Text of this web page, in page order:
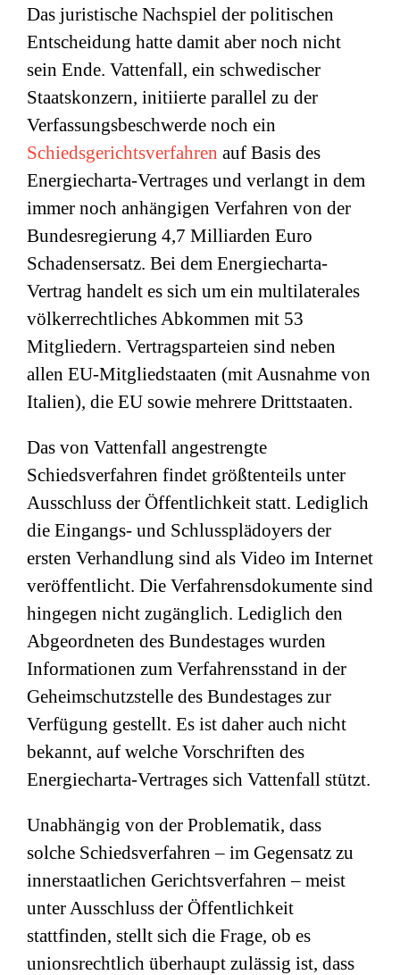
Das juristische Nachspiel der politischen
Entscheidung hatte damit aber noch nicht
sein Ende. Vattenfall, ein schwedischer
Staatskonzern, initiierte parallel zu der
Verfassungsbeschwerde noch ein
Schiedsgerichtsverfahren auf Basis des
Energiecharta-Vertrages und verlangt in dem
immer noch anhängigen Verfahren von der
Bundesregierung 4,7 Milliarden Euro
Schadensersatz. Bei dem Energiecharta-
Vertrag handelt es sich um ein multilaterales
völkerrechtliches Abkommen mit 53
Mitgliedern. Vertragsparteien sind neben
allen EU-Mitgliedstaaten (mit Ausnahme von
Italien), die EU sowie mehrere Drittstaaten.
Das von Vattenfall angestrengte
Schiedsverfahren findet größtenteils unter
Ausschluss der Öffentlichkeit statt. Lediglich
die Eingangs- und Schlussplädoyers der
ersten Verhandlung sind als Video im Internet
veröffentlicht. Die Verfahrensdokumente sind
hingegen nicht zugänglich. Lediglich den
Abgeordneten des Bundestages wurden
Informationen zum Verfahrensstand in der
Geheimschutzstelle des Bundestages zur
Verfügung gestellt. Es ist daher auch nicht
bekannt, auf welche Vorschriften des
Energiecharta-Vertrages sich Vattenfall stützt.
Unabhängig von der Problematik, dass
solche Schiedsverfahren – im Gegensatz zu
innerstaatlichen Gerichtsverfahren – meist
unter Ausschluss der Öffentlichkeit
stattfinden, stellt sich die Frage, ob es
unionsrechtlich überhaupt zulässig ist, dass